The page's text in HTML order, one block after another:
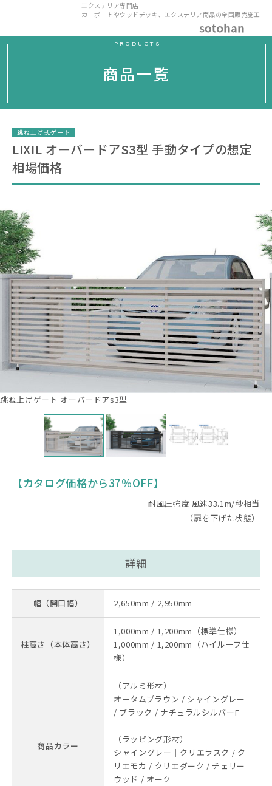
エクステリア専門店
カーポートやウッドデッキ、エクステリア商品の全国販売施工
PRODUCTS
商品一覧
跳ね上げ式ゲート
LIXIL オーバードアS3型 手動タイプの想定
相場価格
跳ね上げゲート オーバードアs3型
【カタログ価格から37％OFF】
耐風圧強度 風速33.1m/秒相当
（扉を下げた状態）
詳細
幅（開口幅） 2,650mm / 2,950mm
柱高さ（本体高さ）
1,000mm / 1,200mm（標準仕様）
1,000mm / 1,200mm（ハイルーフ仕
様）
商品カラー
（アルミ形材）
オータムブラウン / シャイングレー
/ ブラック / ナチュラルシルバーF
（ラッピング形材）
シャイングレー｜クリエラスク / ク
リエモカ / クリエダーク / チェリー
ウッド / オーク